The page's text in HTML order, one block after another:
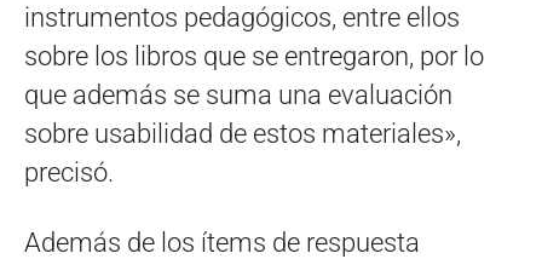
instrumentos pedagógicos, entre ellos
sobre los libros que se entregaron, por lo
que además se suma una evaluación
sobre usabilidad de estos materiales»,
precisó.
Además de los ítems de respuesta